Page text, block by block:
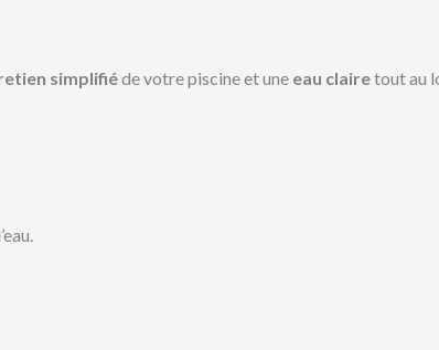
simplifiéde votre piscine et une eau clairetout au